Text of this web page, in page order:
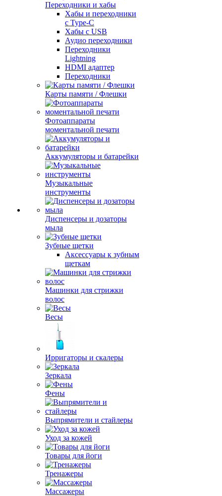
Переходники и хабы
Хабы и переходники
с Type-C
Хабы с USB
Аудио переходники
Переходники
Lightning
HDMI адаптер
Переходники
Карты памяти / Флешки
Фотоаппараты
моментальной печати
Аккумуляторы и батарейки
Музыкальные
инструменты
Диспенсеры и дозаторы
мыла
Зубные щетки
Аксессуары к зубным
щеткам
Машинки для стрижки
волос
Весы
Ирригаторы и скалеры
Зеркала
Фены
Выпрямители и стайлеры
Уход за кожей
Товары для йоги
Тренажеры
Массажеры